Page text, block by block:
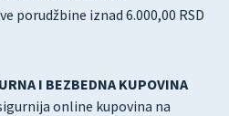
porudžbine iznad 6.000,00 RSD
I BEZBEDNA KUPOVINA
online kupovina na